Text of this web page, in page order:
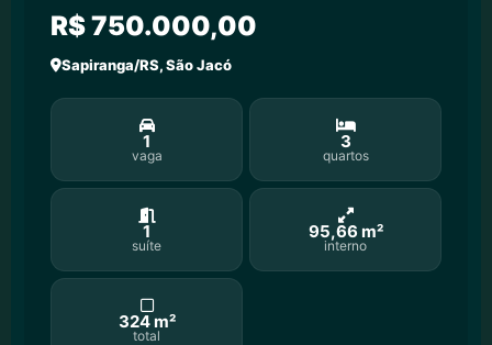
R$ 750.000,00
Sapiranga/RS, São Jacó
1
vaga
3
quartos
1
suíte
95,66 m²
interno
324 m²
total